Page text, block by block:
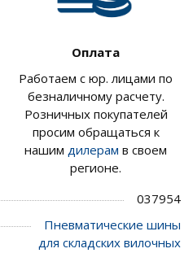
Оплата
Работаем с юр. лицами по
безналичному расчету.
Розничных покупателей
просим обращаться к
нашим дилерам в своем
регионе.
037954
Пневматические шины
для складских вилочных